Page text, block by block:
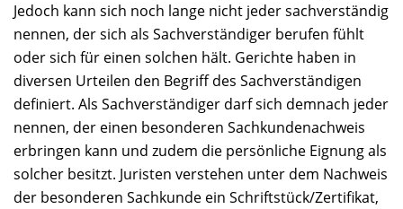
Jedoch kann sich noch lange nicht jeder sachverständig
nennen, der sich als Sachverständiger berufen fühlt
oder sich für einen solchen hält. Gerichte haben in
diversen Urteilen den Begriff des Sachverständigen
definiert. Als Sachverständiger darf sich demnach jeder
nennen, der einen besonderen Sachkundenachweis
erbringen kann und zudem die persönliche Eignung als
solcher besitzt. Juristen verstehen unter dem Nachweis
der besonderen Sachkunde ein Schriftstück/Zertifikat,